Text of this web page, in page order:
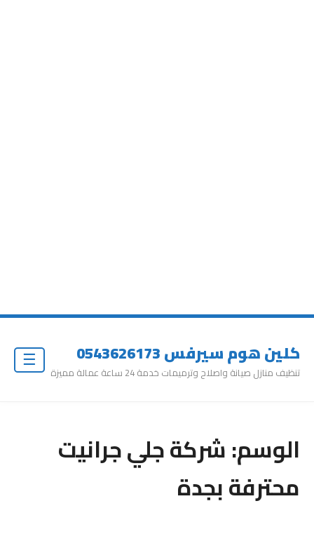
كلين هوم سيرفس 0543626173
تنظيف منازل صيانة واصلاح وترميمات خدمة 24 ساعة عمالة مميزة
الوسم:شركة جلي جرانيت
محترفة بجدة